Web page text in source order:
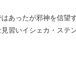
あったが邪神を信望
習いイシェカ・ス